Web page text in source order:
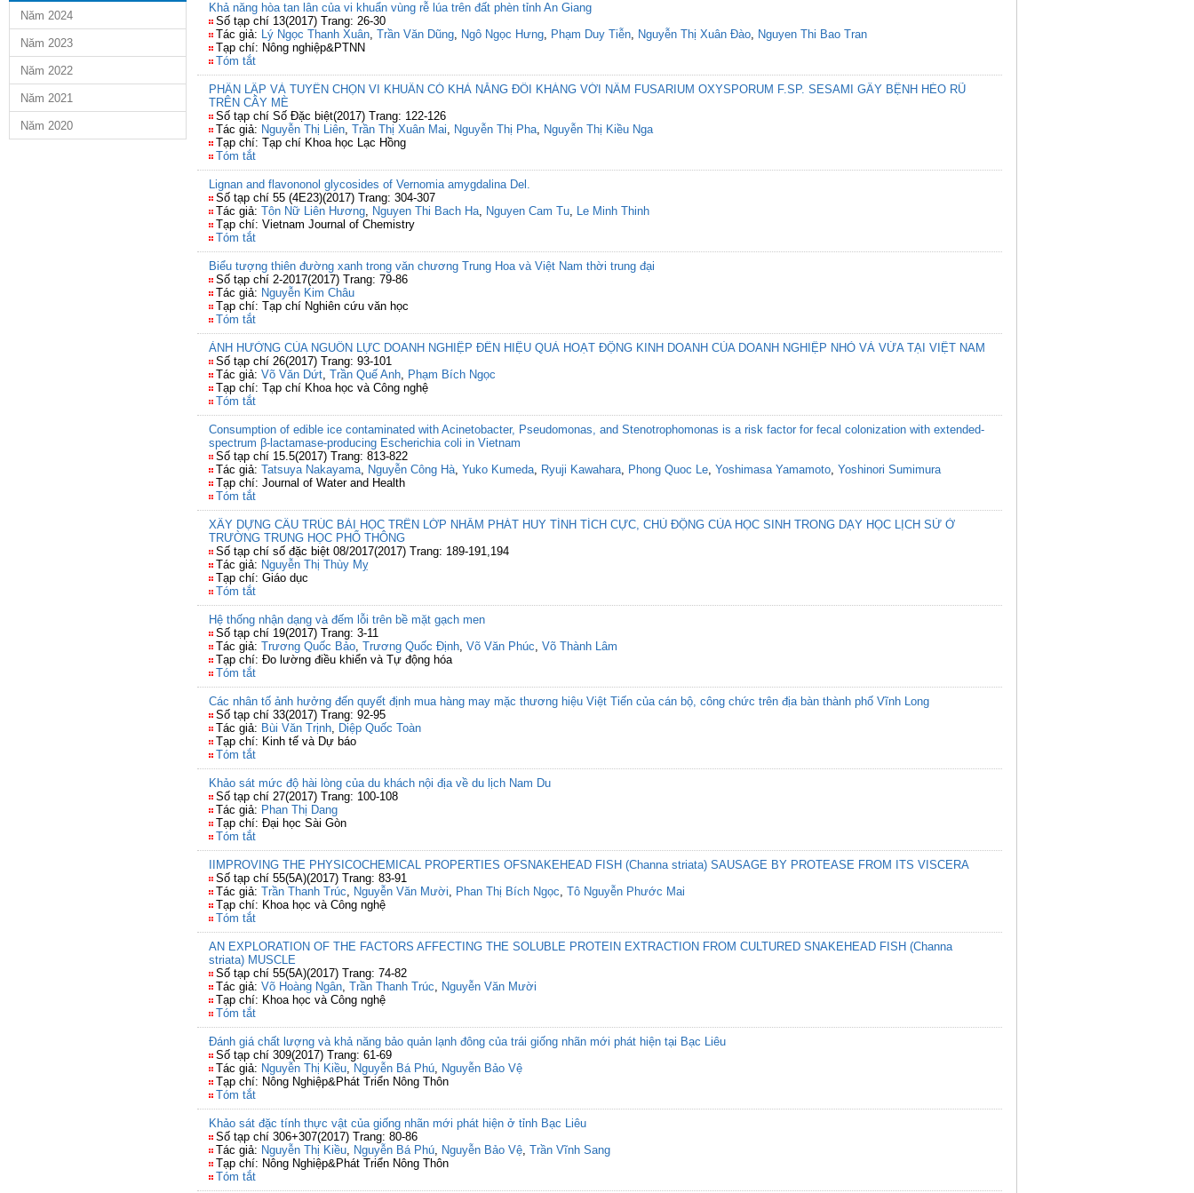
Năm 2024
Năm 2023
Năm 2022
Năm 2021
Năm 2020
Khả năng hòa tan lân của vi khuẩn vùng rễ lúa trên đất phèn tỉnh An Giang
Số tạp chí 13(2017) Trang: 26-30
Tác giả: Lý Ngọc Thanh Xuân, Trần Văn Dũng, Ngô Ngọc Hưng, Phạm Duy Tiễn, Nguyễn Thị Xuân Đào, Nguyen Thi Bao Tran
Tạp chí: Nông nghiệp&PTNN
Tóm tắt
PHÂN LẬP VÀ TUYỂN CHỌN VI KHUẨN CÓ KHẢ NĂNG ĐỐI KHÁNG VỚI NẤM FUSARIUM OXYSPORUM F.SP. SESAMI GÂY BỆNH HÉO RŨ
TRÊN CÂY MÈ
Số tạp chí Số Đặc biệt(2017) Trang: 122-126
Tác giả: Nguyễn Thị Liên, Trần Thị Xuân Mai, Nguyễn Thị Pha, Nguyễn Thị Kiều Nga
Tạp chí: Tạp chí Khoa học Lạc Hồng
Tóm tắt
Lignan and flavononol glycosides of Vernomia amygdalina Del.
Số tạp chí 55 (4E23)(2017) Trang: 304-307
Tác giả: Tôn Nữ Liên Hương, Nguyen Thi Bach Ha, Nguyen Cam Tu, Le Minh Thinh
Tạp chí: Vietnam Journal of Chemistry
Tóm tắt
Biểu tượng thiên đường xanh trong văn chương Trung Hoa và Việt Nam thời trung đại
Số tạp chí 2-2017(2017) Trang: 79-86
Tác giả: Nguyễn Kim Châu
Tạp chí: Tạp chí Nghiên cứu văn học
Tóm tắt
ẢNH HƯỞNG CỦA NGUỒN LỰC DOANH NGHIỆP ĐẾN HIỆU QUẢ HOẠT ĐỘNG KINH DOANH CỦA DOANH NGHIỆP NHỎ VÀ VỪA TẠI VIỆT NAM
Số tạp chí 26(2017) Trang: 93-101
Tác giả: Võ Văn Dứt, Trần Quế Anh, Phạm Bích Ngọc
Tạp chí: Tạp chí Khoa học và Công nghệ
Tóm tắt
Consumption of edible ice contaminated with Acinetobacter, Pseudomonas, and Stenotrophomonas is a risk factor for fecal colonization with extended-
spectrum β-lactamase-producing Escherichia coli in Vietnam
Số tạp chí 15.5(2017) Trang: 813-822
Tác giả: Tatsuya Nakayama, Nguyễn Công Hà, Yuko Kumeda, Ryuji Kawahara, Phong Quoc Le, Yoshimasa Yamamoto, Yoshinori Sumimura
Tạp chí: Journal of Water and Health
Tóm tắt
XÂY DỰNG CẤU TRÚC BÀI HỌC TRÊN LỚP NHẰM PHÁT HUY TÍNH TÍCH CỰC, CHỦ ĐỘNG CỦA HỌC SINH TRONG DẠY HỌC LỊCH SỬ Ở
TRƯỜNG TRUNG HỌC PHỔ THÔNG
Số tạp chí số đặc biệt 08/2017(2017) Trang: 189-191,194
Tác giả: Nguyễn Thị Thùy Mỵ
Tạp chí: Giáo dục
Tóm tắt
Hệ thống nhận dạng và đếm lỗi trên bề mặt gạch men
Số tạp chí 19(2017) Trang: 3-11
Tác giả: Trương Quốc Bảo, Trương Quốc Định, Võ Văn Phúc, Võ Thành Lâm
Tạp chí: Đo lường điều khiển và Tự động hóa
Tóm tắt
Các nhân tố ảnh hưởng đến quyết định mua hàng may mặc thương hiệu Việt Tiến của cán bộ, công chức trên địa bàn thành phố Vĩnh Long
Số tạp chí 33(2017) Trang: 92-95
Tác giả: Bùi Văn Trịnh, Diệp Quốc Toàn
Tạp chí: Kinh tế và Dự báo
Tóm tắt
Khảo sát mức độ hài lòng của du khách nội địa về du lịch Nam Du
Số tạp chí 27(2017) Trang: 100-108
Tác giả: Phan Thị Dang
Tạp chí: Đại học Sài Gòn
Tóm tắt
IIMPROVING THE PHYSICOCHEMICAL PROPERTIES OFSNAKEHEAD FISH (Channa striata) SAUSAGE BY PROTEASE FROM ITS VISCERA
Số tạp chí 55(5A)(2017) Trang: 83-91
Tác giả: Trần Thanh Trúc, Nguyễn Văn Mười, Phan Thị Bích Ngọc, Tô Nguyễn Phước Mai
Tạp chí: Khoa học và Công nghệ
Tóm tắt
AN EXPLORATION OF THE FACTORS AFFECTING THE SOLUBLE PROTEIN EXTRACTION FROM CULTURED SNAKEHEAD FISH (Channa
striata) MUSCLE
Số tạp chí 55(5A)(2017) Trang: 74-82
Tác giả: Võ Hoàng Ngân, Trần Thanh Trúc, Nguyễn Văn Mười
Tạp chí: Khoa học và Công nghệ
Tóm tắt
Đánh giá chất lượng và khả năng bảo quản lạnh đông của trái giống nhãn mới phát hiện tại Bạc Liêu
Số tạp chí 309(2017) Trang: 61-69
Tác giả: Nguyễn Thị Kiều, Nguyễn Bá Phú, Nguyễn Bảo Vệ
Tạp chí: Nông Nghiệp&Phát Triển Nông Thôn
Tóm tắt
Khảo sát đặc tính thực vật của giống nhãn mới phát hiện ở tỉnh Bạc Liêu
Số tạp chí 306+307(2017) Trang: 80-86
Tác giả: Nguyễn Thị Kiều, Nguyễn Bá Phú, Nguyễn Bảo Vệ, Trần Vĩnh Sang
Tạp chí: Nông Nghiệp&Phát Triển Nông Thôn
Tóm tắt